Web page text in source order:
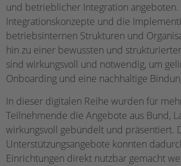
und betrieblicher Integration
Integrationskonzepte und die
betriebsinternen Strukturen und
hin zu einer bewussten und
sind wirkungsvoll und notwendig, um
Onboarding und eine nachhaltige
In dieser digitalen Reihe wurden für
Teilnehmende die Angebote aus Bund,
wirkungsvoll gebündelt und präsentiert.
Unterstützungsangebote konnten
Einrichtungen direkt nutzbar gemacht